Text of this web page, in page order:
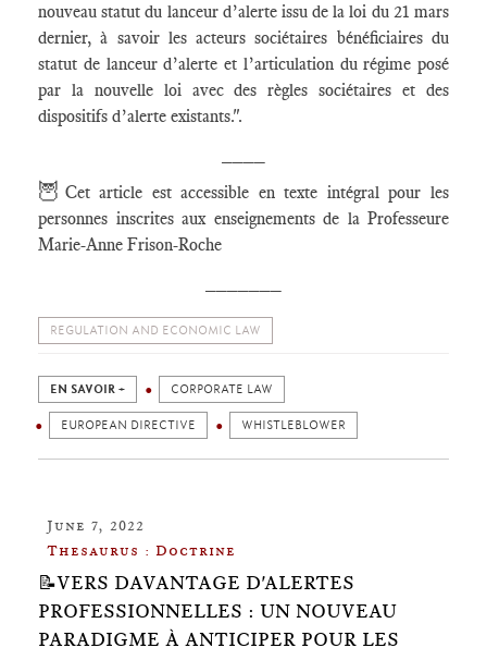
nouveau statut du lanceur d’alerte issu de la loi du 21 mars
dernier, à savoir les acteurs sociétaires bénéficiaires du
statut de lanceur d’alerte et l’articulation du régime posé
par la nouvelle loi avec des règles sociétaires et des
dispositifs d’alerte existants.".
🦉 Cet article est accessible en texte intégral pour les
personnes inscrites aux enseignements de la Professeure
Marie-Anne Frison-Roche
REGULATION AND ECONOMIC LAW
EN SAVOIR + CORPORATE LAW
EUROPEAN DIRECTIVE WHISTLEBLOWER
June 7, 2022
Thesaurus : Doctrine
📝VERS DAVANTAGE D'ALERTES
PROFESSIONNELLES : UN NOUVEAU
PARADIGME À ANTICIPER POUR LES